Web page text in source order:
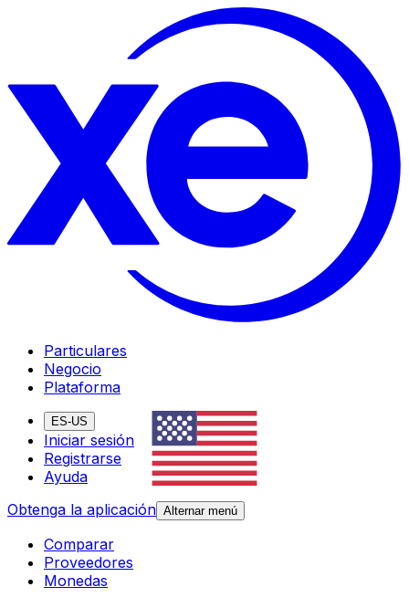
Particulares
Negocio
Plataforma
ES-US
Iniciar sesión
Registrarse
Ayuda
Obtenga la aplicación Alternar menú
Comparar
Proveedores
Monedas